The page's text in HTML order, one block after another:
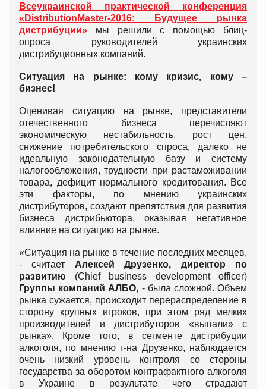
Всеукраинской практической конференция
«DistributionMaster-2016: Будущее рынка
дистрибуции»
мы решили с помощью блиц-
опроса руководителей украинских
дистрибуционных компаний.
Ситуация на рынке: кому кризис, кому –
бизнес!
Оценивая ситуацию на рынке, представители
отечественного бизнеса перечисляют
экономическую нестабильность, рост цен,
снижение потребительского спроса, далеко не
идеальную законодательную базу и систему
налогообложения, трудности при растаможивании
товара, дефицит нормального кредитования. Все
эти факторы, по мнению украинских
дистрибуторов, создают препятствия для развития
бизнеса дистрибьютора, оказывая негативное
влияние на ситуацию на рынке.
«Ситуация на рынке в течение последних месяцев,
- считает Алексей Друзенко, директор по
развитию (Chief business development officer)
Группы компаний АЛБО, - была сложной. Объем
рынка сужается, происходит перераспределение в
сторону крупных игроков, при этом ряд мелких
производителей и дистрибуторов «выпали» с
рынка». Кроме того, в сегменте дистрибуции
алкоголя, по мнению г-на Друзенко, наблюдается
очень низкий уровень контроля со стороны
государства за оборотом контрафактного алкоголя
в Украине в результате чего страдают